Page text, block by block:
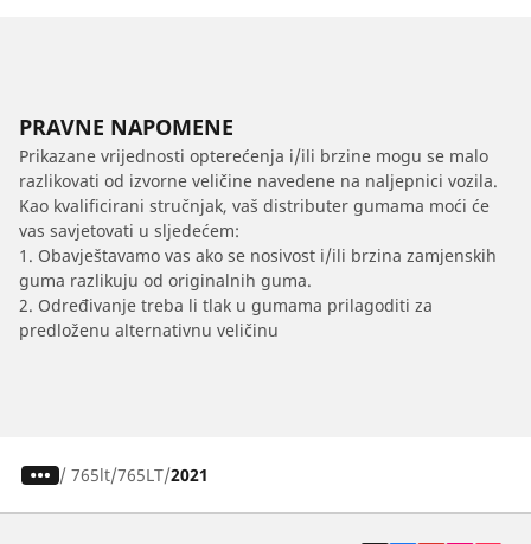
PRAVNE NAPOMENE
Prikazane vrijednosti opterećenja i/ili brzine mogu se malo
razlikovati od izvorne veličine navedene na naljepnici vozila.
Kao kvalificirani stručnjak, vaš distributer gumama moći će
vas savjetovati u sljedećem:
1. Obavještavamo vas ako se nosivost i/ili brzina zamjenskih
guma razlikuju od originalnih guma.
2. Određivanje treba li tlak u gumama prilagoditi za
predloženu alternativnu veličinu
/ 765lt 765LT 2021